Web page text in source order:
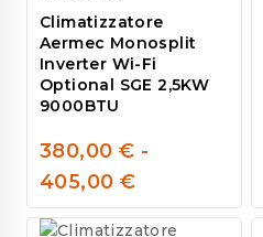
Climatizzatore
Aermec Monosplit
Inverter Wi-Fi
Optional SGE 2,5KW
9000BTU
out
of
5
380,00 € -
405,00 €